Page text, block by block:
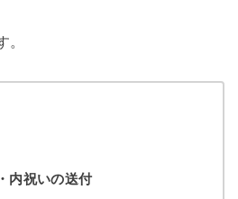
。
内祝いの送付